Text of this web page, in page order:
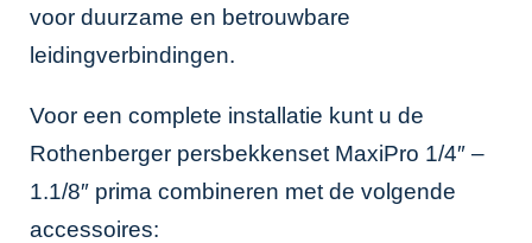
voor duurzame en betrouwbare
leidingverbindingen.
Voor een complete installatie kunt u de
Rothenberger persbekkenset MaxiPro 1/4″ –
1.1/8″ prima combineren met de volgende
accessoires: